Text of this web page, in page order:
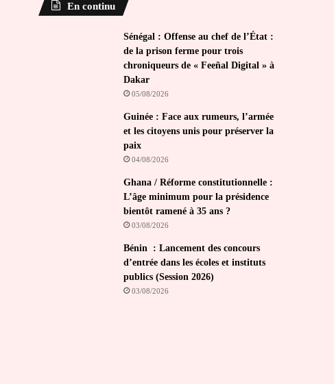
En continu
Sénégal : Offense au chef de l’État :
de la prison ferme pour trois
chroniqueurs de « Feeñal Digital » à
Dakar
05/08/2026
Guinée : Face aux rumeurs, l’armée
et les citoyens unis pour préserver la
paix
04/08/2026
Ghana / Réforme constitutionnelle :
L’âge minimum pour la présidence
bientôt ramené à 35 ans ?
03/08/2026
Bénin : Lancement des concours
d’entrée dans les écoles et instituts
publics (Session 2026)
03/08/2026